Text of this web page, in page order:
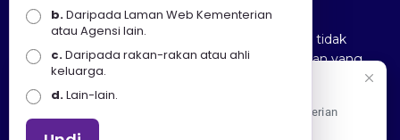
Penafian : Kerajaan Malaysia dan Kementerian
Pelancongan Seni dan Budaya (MOTAC) adalah tidak
bertanggungjawab atas kehilangan atau kerugian yang
disebabkan oleh penggunaan mana-mana maklumat
yang diperolehi dari portal ini.
b.Daripada Laman Web Kementerian
atau Agensi lain.
c.Daripada rakan-rakan atau ahli
keluarga.
d.Lain-lain.
Apa Khabar! Selamat datang ke Portal Rasmi Kementerian
Pelancongan, Seni dan Budaya